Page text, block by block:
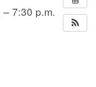
7:30 p.m.